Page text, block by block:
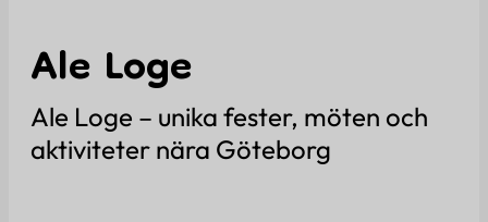
Kontakta oss
Adress
Ale Loge
Ale Loge – unika fester, möten och
aktiviteter nära Göteborg